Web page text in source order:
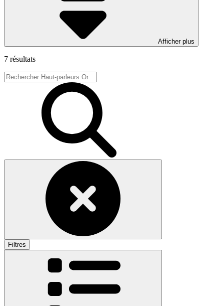
Afficher plus
7 résultats
Filtres